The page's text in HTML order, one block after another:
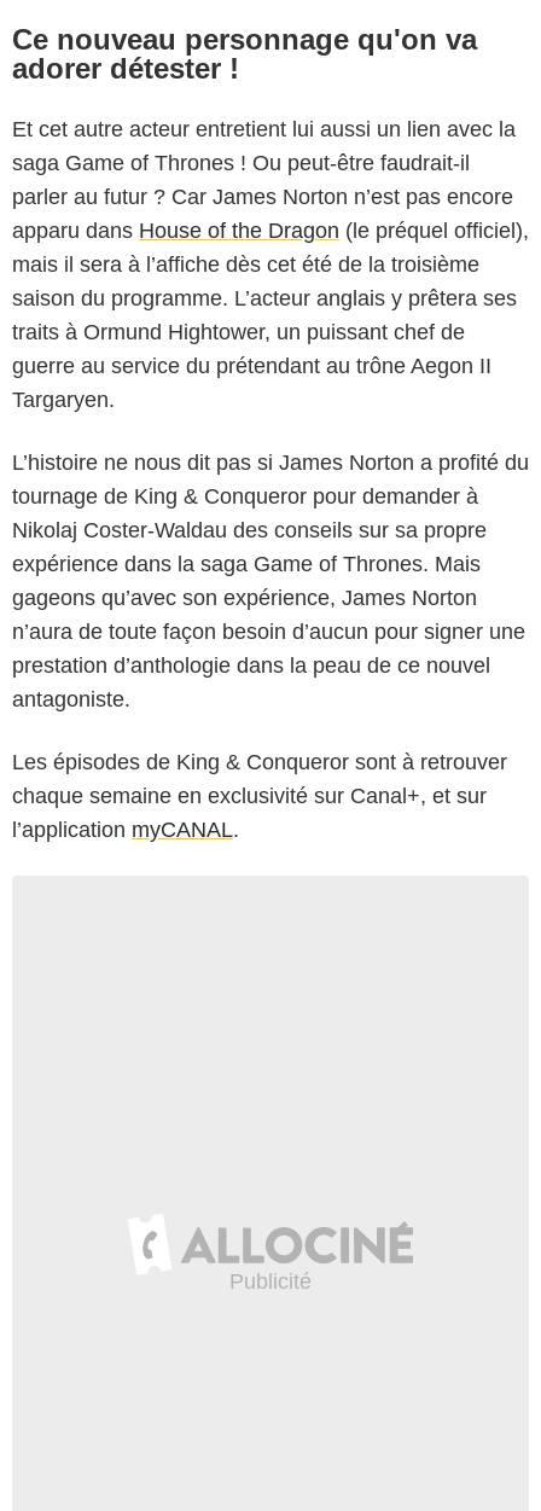
Ce nouveau personnage qu'on va
adorer détester !
Et cet autre acteur entretient lui aussi un lien avec la
saga Game of Thrones ! Ou peut-être faudrait-il
parler au futur ? Car James Norton n’est pas encore
apparu dans House of the Dragon (le préquel officiel),
mais il sera à l’affiche dès cet été de la troisième
saison du programme. L’acteur anglais y prêtera ses
traits à Ormund Hightower, un puissant chef de
guerre au service du prétendant au trône Aegon II
Targaryen.
L’histoire ne nous dit pas si James Norton a profité du
tournage de King & Conqueror pour demander à
Nikolaj Coster-Waldau des conseils sur sa propre
expérience dans la saga Game of Thrones. Mais
gageons qu’avec son expérience, James Norton
n’aura de toute façon besoin d’aucun pour signer une
prestation d’anthologie dans la peau de ce nouvel
antagoniste.
Les épisodes de King & Conqueror sont à retrouver
chaque semaine en exclusivité sur Canal+, et sur
l’application myCANAL.